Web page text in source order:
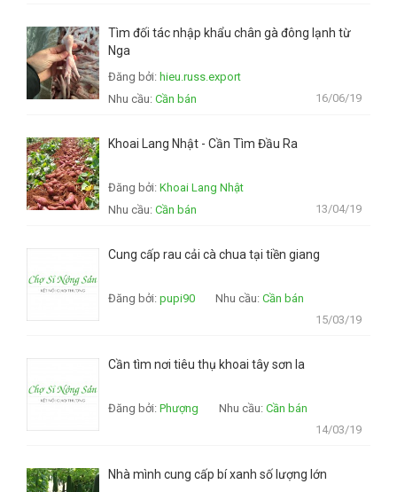
Tìm đối tác nhập khẩu chân gà đông lạnh từ
Nga
Đăng bởi: hieu.russ.export
Nhu cầu: Cần bán 16/06/19
Khoai Lang Nhật - Cần Tìm Đầu Ra
Đăng bởi: Khoai Lang Nhật
Nhu cầu: Cần bán 13/04/19
Cung cấp rau cải cà chua tại tiền giang
Đăng bởi: pupi90 Nhu cầu: Cần bán
15/03/19
Cần tìm nơi tiêu thụ khoai tây sơn la
Đăng bởi: Phượng Nhu cầu: Cần bán
14/03/19
Nhà mình cung cấp bí xanh số lượng lớn